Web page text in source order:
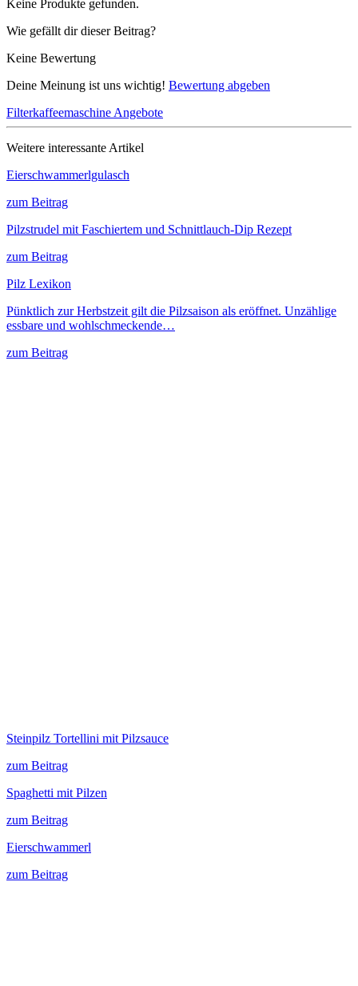
Keine Produkte gefunden.
Wie gefällt dir dieser Beitrag?
Keine Bewertung
Deine Meinung ist uns wichtig! Bewertung abgeben
Filterkaffeemaschine Angebote
Weitere interessante Artikel
Eierschwammerlgulasch
zum Beitrag
Pilzstrudel mit Faschiertem und Schnittlauch-Dip Rezept
zum Beitrag
Pilz Lexikon
Pünktlich zur Herbstzeit gilt die Pilzsaison als eröffnet. Unzählige
essbare und wohlschmeckende…
zum Beitrag
Steinpilz Tortellini mit Pilzsauce
zum Beitrag
Spaghetti mit Pilzen
zum Beitrag
Eierschwammerl
zum Beitrag